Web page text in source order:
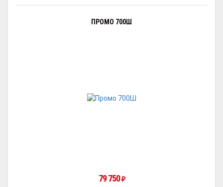
ПРОМО 700Ш
79 750₽